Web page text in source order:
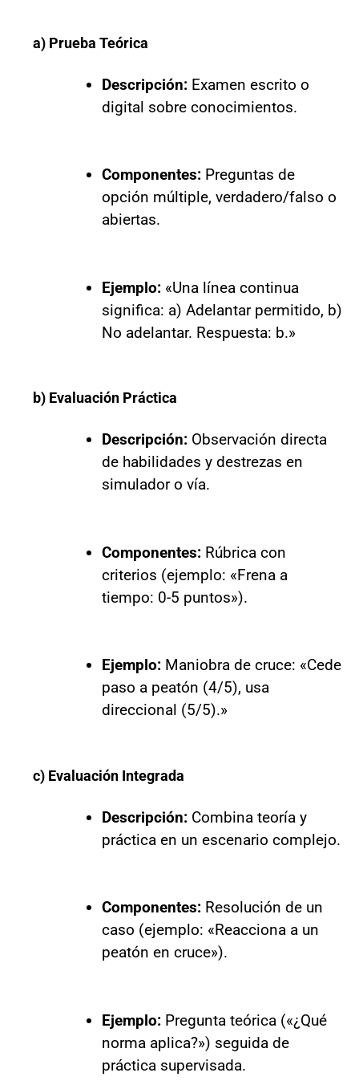
a) Prueba Teórica
Descripción:Examen escrito o
digital sobre conocimientos.
Componentes:Preguntas de
opción múltiple, verdadero/falso o
abiertas.
Ejemplo:«Una línea continua
significa: a) Adelantar permitido, b)
No adelantar. Respuesta: b.»
b) Evaluación Práctica
Descripción:Observación directa
de habilidades y destrezas en
simulador o vía.
Componentes:Rúbrica con
criterios (ejemplo: «Frena a
tiempo: 0-5 puntos»).
Ejemplo:Maniobra de cruce: «Cede
paso a peatón (4/5), usa
direccional (5/5).»
c) Evaluación Integrada
Descripción:Combina teoría y
práctica en un escenario complejo.
Componentes:Resolución de un
caso (ejemplo: «Reacciona a un
peatón en cruce»).
Ejemplo:Pregunta teórica («¿Qué
norma aplica?») seguida de
práctica supervisada.